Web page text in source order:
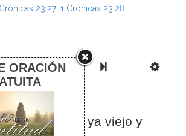
23:27; 1 Crónicas 23:28
Book Chapter
Read the Full Chapter
Next Chapter
Next Book
pues David ya viejo y